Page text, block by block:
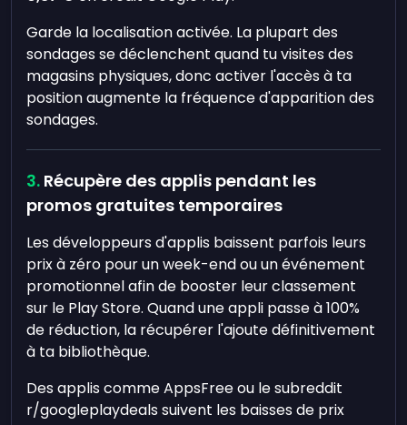
Garde la localisation activée. La plupart des
sondages se déclenchent quand tu visites des
magasins physiques, donc activer l'accès à ta
position augmente la fréquence d'apparition des
sondages.
Récupère des applis pendant les
promos gratuites temporaires
Les développeurs d'applis baissent parfois leurs
prix à zéro pour un week-end ou un événement
promotionnel afin de booster leur classement
sur le Play Store. Quand une appli passe à 100%
de réduction, la récupérer l'ajoute définitivement
à ta bibliothèque.
Des applis comme AppsFree ou le subreddit
r/googleplaydeals suivent les baisses de prix